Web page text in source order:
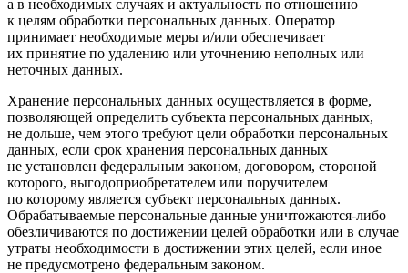
а в необходимых случаях и актуальность по отношению
к целям обработки персональных данных. Оператор
принимает необходимые меры и/или обеспечивает
их принятие по удалению или уточнению неполных или
неточных данных.
Хранение персональных данных осуществляется в форме,
позволяющей определить субъекта персональных данных,
не дольше, чем этого требуют цели обработки персональных
данных, если срок хранения персональных данных
не установлен федеральным законом, договором, стороной
которого, выгодоприобретателем или поручителем
по которому является субъект персональных данных.
Обрабатываемые персональные данные уничтожаются-либо
обезличиваются по достижении целей обработки или в случае
утраты необходимости в достижении этих целей, если иное
не предусмотрено федеральным законом.